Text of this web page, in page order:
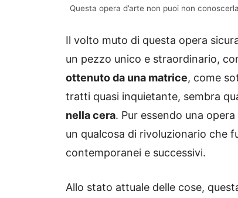
Questa opera d’arte non puoi non
Il volto muto di questa opera
un pezzo unico e straordinario,
ottenuto da una matrice, come
tratti quasi inquietante, sembra
nella cera. Pur essendo una
un qualcosa di rivoluzionario che
contemporanei e successivi.
Allo stato attuale delle cose,